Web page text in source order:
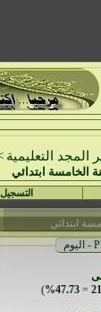
المجد التعليمية
الخامسة ابتدائي
التسجيل
ابتدائي
=
47.73%
)